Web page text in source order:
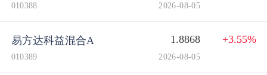
010388 2026-08-05
易方达科益混合A 1.8868 +3.55%
010389 2026-08-05